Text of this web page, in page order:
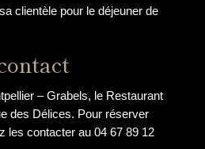
clientèle pour le déjeuner de
– Grabels, le Restaurant
des Délices. Pour réserver
les contacter au 04 67 89 12